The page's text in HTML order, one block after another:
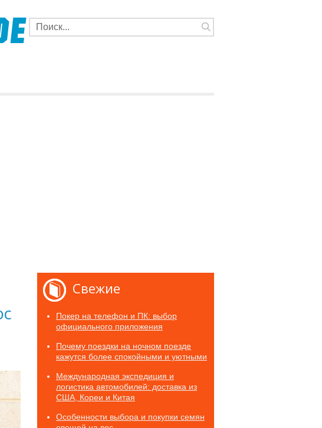
Свежие
Покер на телефон и ПК: выбор
официального приложения
Почему поездки на ночном поезде
кажутся более спокойными и уютными
Международная экспедиция и
логистика автомобилей: доставка из
США, Кореи и Китая
Особенности выбора и покупки семян